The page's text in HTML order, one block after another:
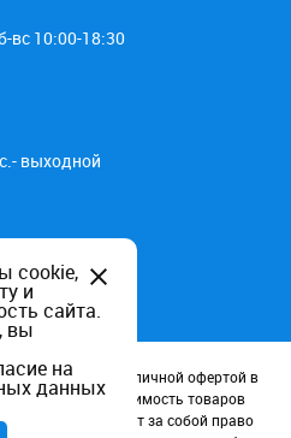
вс 10:00-18:30
выходной
не является публичной офертой в
РФ. Наличие и стоимость товаров
оставляют за собой право
cookie,
и
сайта.
вы
на
данных